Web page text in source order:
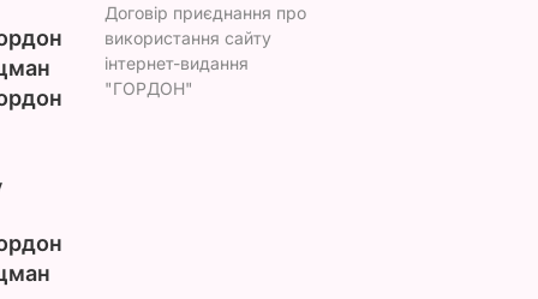
Договір приєднання про
використання сайту
інтернет-видання
"ГОРДОН"